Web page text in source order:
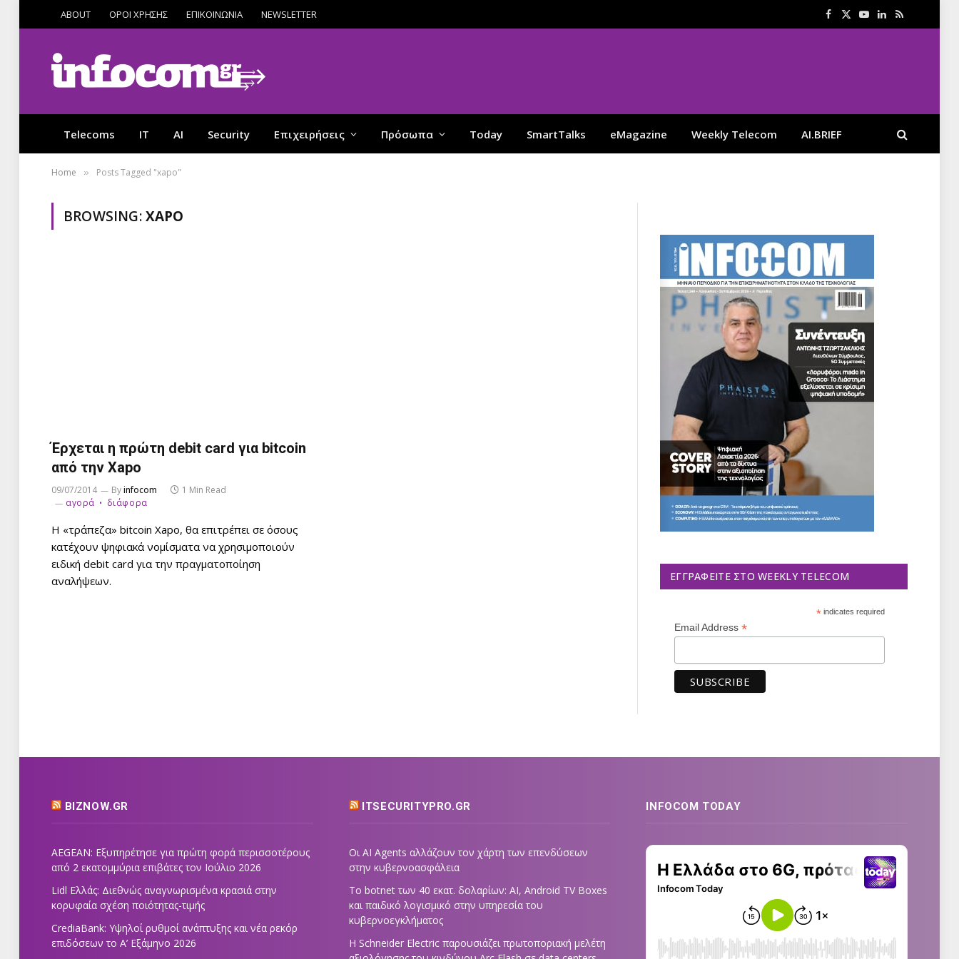
ABOUT ΟΡΟΙ ΧΡΗΣΗΣ ΕΠΙΚΟΙΝΩΝΙΑ NEWSLETTER Facebook
X
YouTube
LinkedIn
RSS
Telecoms IT AI Security Επιχειρήσεις Πρόσωπα Today SmartTalks eMagazine Weekly Telecom AI.BRIEF
Home » Posts Tagged "xapo"
BROWSING:XAPO
Έρχεται η πρώτη debit card για bitcoin
από την Xapo
09/07/2014 Byinfocom
1 Min Read
αγορά
διάφορα
Η «τράπεζα» bitcoin Xapo, θα επιτρέπει σε όσους
κατέχουν ψηφιακά νομίσματα να χρησιμοποιούν
ειδική debit card για την πραγματοποίηση
αναλήψεων.
ΕΓΓΡΑΦΕΊΤΕ ΣΤΟ WEEKLY TELECOM
*indicates required
Email Address *
BIZNOW.GR
AEGEAN: Εξυπηρέτησε για πρώτη φορά περισσοτέρους
από 2 εκατομμύρια επιβάτες τον Ιούλιο 2026
Lidl Ελλάς: Διεθνώς αναγνωρισμένα κρασιά στην
κορυφαία σχέση ποιότητας-τιμής
CrediaBank: Υψηλοί ρυθμοί ανάπτυξης και νέα ρεκόρ
επιδόσεων το Α’ Εξάμηνο 2026
ITSECURITYPRO.GR
Οι AI Agents αλλάζουν τον χάρτη των επενδύσεων
στην κυβερνοασφάλεια
Το botnet των 40 εκατ. δολαρίων: AI, Android TV Boxes
και παιδικό λογισμικό στην υπηρεσία του
κυβερνοεγκλήματος
Η Schneider Electric παρουσιάζει πρωτοποριακή μελέτη
INFOCOM TODAY